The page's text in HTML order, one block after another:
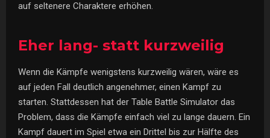
auf seltenere Charaktere erhöhen.
Eher lang- statt kurzweilig
Wenn die Kämpfe wenigstens kurzweilig wären, wäre es
auf jeden Fall deutlich angenehmer, einen Kampf zu
starten. Stattdessen hat der Table Battle Simulator das
Problem, dass die Kämpfe einfach viel zu lange dauern. Ein
Kampf dauert im Spiel etwa ein Drittel bis zur Hälfte des